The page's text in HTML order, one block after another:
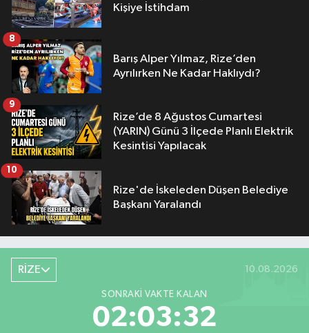
Kişiye İstihdam
Barış Alper Yılmaz, Rize’den
Ayrılırken Ne Kadar Haklıydı?
8
Rize’de 8 Ağustos Cumartesi
(YARIN) Günü 3 İlçede Planlı Elektrik
Kesintisi Yapılacak
9
Rize'de İskeleden Düşen Belediye
Başkanı Yaralandı
10
RİZE 10.08.2026
SONRAKI VAKTE KALAN
02:03:31